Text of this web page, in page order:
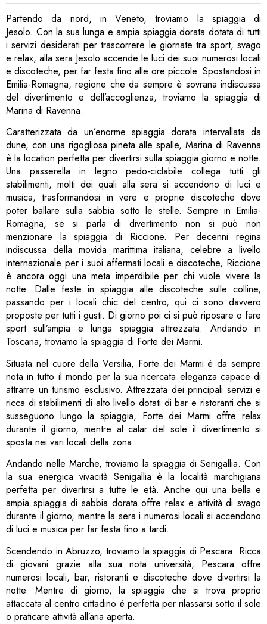
Partendo da nord, in Veneto, troviamo la spiaggia di
Jesolo. Con la sua lunga e ampia spiaggia dorata dotata di tutti
i servizi desiderati per trascorrere le giornate tra sport, svago
e relax, alla sera Jesolo accende le luci dei suoi numerosi locali
e discoteche, per far festa fino alle ore piccole. Spostandosi in
Emilia-Romagna, regione che da sempre è sovrana indiscussa
del divertimento e dell’accoglienza, troviamo la spiaggia di
Marina di Ravenna.
Caratterizzata da un’enorme spiaggia dorata intervallata da
dune, con una rigogliosa pineta alle spalle, Marina di Ravenna
è la location perfetta per divertirsi sulla spiaggia giorno e notte.
Una passerella in legno pedo-ciclabile collega tutti gli
stabilimenti, molti dei quali alla sera si accendono di luci e
musica, trasformandosi in vere e proprie discoteche dove
poter ballare sulla sabbia sotto le stelle. Sempre in Emilia-
Romagna, se si parla di divertimento non si può non
menzionare la spiaggia di Riccione. Per decenni regina
indiscussa della movida marittima italiana, celebre a livello
internazionale per i suoi affermati locali e discoteche, Riccione
è ancora oggi una meta imperdibile per chi vuole vivere la
notte. Dalle feste in spiaggia alle discoteche sulle colline,
passando per i locali chic del centro, qui ci sono davvero
proposte per tutti i gusti. Di giorno poi ci si può riposare o fare
sport sull’ampia e lunga spiaggia attrezzata. Andando in
Toscana, troviamo la spiaggia di Forte dei Marmi.
Situata nel cuore della Versilia, Forte dei Marmi è da sempre
nota in tutto il mondo per la sua ricercata eleganza capace di
attrarre un turismo esclusivo. Attrezzata dei principali servizi e
ricca di stabilimenti di alto livello dotati di bar e ristoranti che si
susseguono lungo la spiaggia, Forte dei Marmi offre relax
durante il giorno, mentre al calar del sole il divertimento si
sposta nei vari locali della zona.
Andando nelle Marche, troviamo la spiaggia di Senigallia. Con
la sua energica vivacità Senigallia è la località marchigiana
perfetta per divertirsi a tutte le età. Anche qui una bella e
ampia spiaggia di sabbia dorata offre relax e attività di svago
durante il giorno, mentre la sera i numerosi locali si accendono
di luci e musica per far festa fino a tardi.
Scendendo in Abruzzo, troviamo la spiaggia di Pescara. Ricca
di giovani grazie alla sua nota università, Pescara offre
numerosi locali, bar, ristoranti e discoteche dove divertirsi la
notte. Mentre di giorno, la spiaggia che si trova proprio
attaccata al centro cittadino è perfetta per rilassarsi sotto il sole
o praticare attività all’aria aperta.